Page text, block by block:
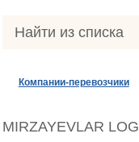
Найти из списка
Компании-перевозчики
MIRZAYEVLAR